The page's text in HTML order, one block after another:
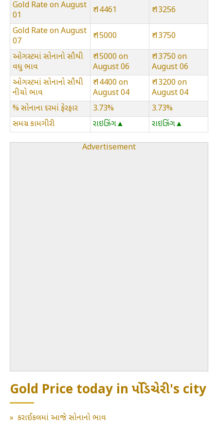
Gold Rate on August
01
₹ 14461 ₹ 13256
Gold Rate on August
07
₹ 15000 ₹ 13750
ઓગસ્ટમાં સોનાનો સૌથી
વધુ ભાવ
₹ 15000 on
August 06
₹ 13750 on
August 06
ઓગસ્ટમાં સોનાનો સૌથી
નીચો ભાવ
₹ 14400 on
August 04
₹ 13200 on
August 04
% સોનાના દરમાં ફેરફાર
3.73%
3.73%
સમગ્ર કામગીરી
રાઇઝિંગ▲ રાઇઝિંગ▲
Advertisement
Gold Price today in પોંડિચેરી's city
» કરાઈકલમાં આજે સોનાનો ભાવ